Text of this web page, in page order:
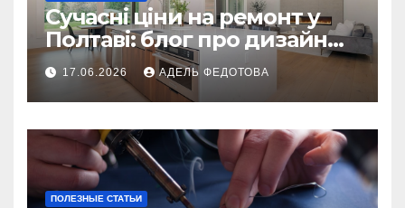
Сучасні ціни на ремонт у
Полтаві: блог про дизайн
інтер\’єру
17.06.2026 АДЕЛЬ ФЕДОТОВА
ПОЛЕЗНЫЕ СТАТЬИ